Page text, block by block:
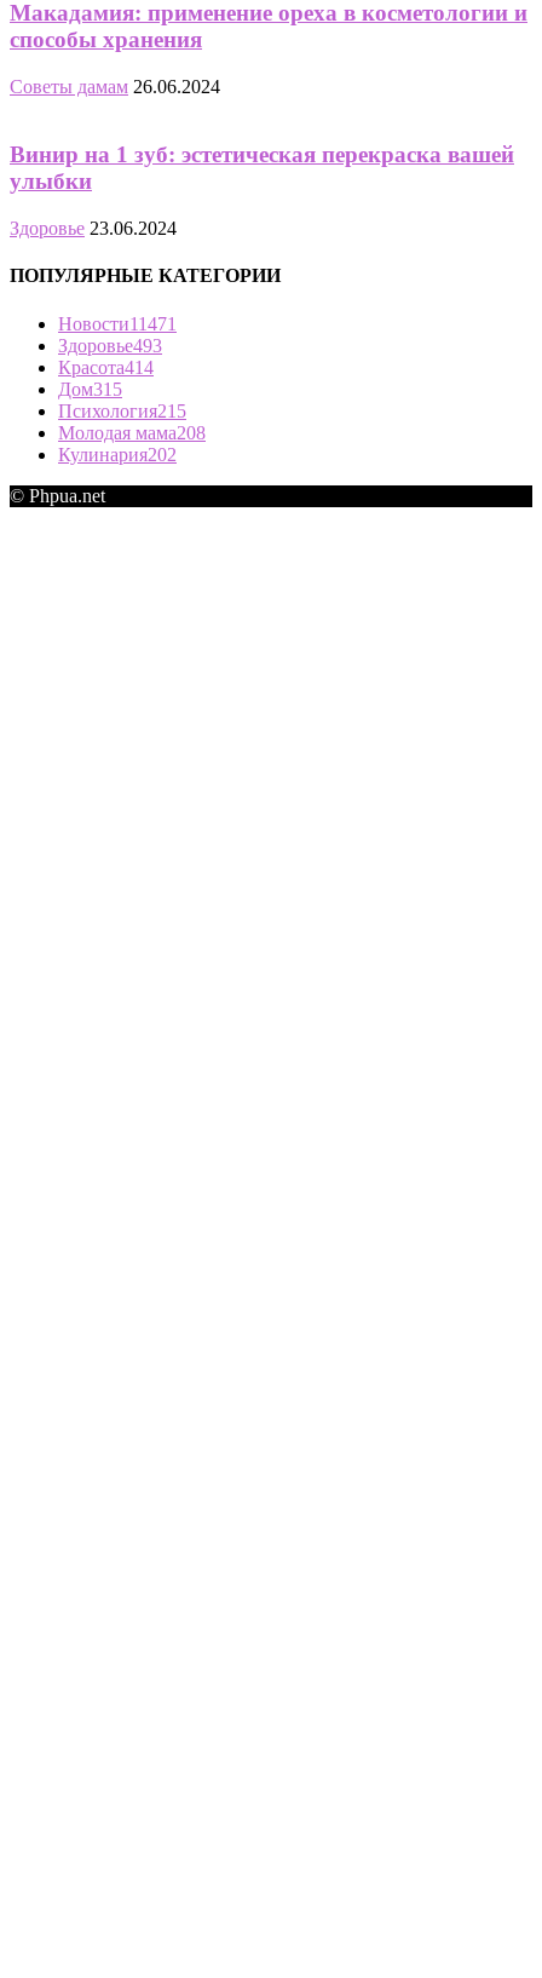
Макадамия: применение ореха в косметологии и
способы хранения
Советы дамам 26.06.2024
Винир на 1 зуб: эстетическая перекраска вашей
улыбки
Здоровье 23.06.2024
ПОПУЛЯРНЫЕ КАТЕГОРИИ
Новости11471
Здоровье493
Красота414
Дом315
Психология215
Молодая мама208
Кулинария202
© Phpua.net